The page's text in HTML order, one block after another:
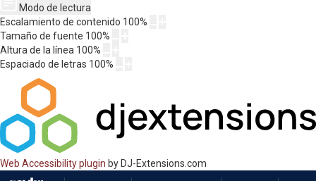
Modo de lectura
Escalamiento de contenido 100%
Tamaño de fuente 100%
Altura de la línea 100%
Espaciado de letras 100%
Web Accessibility plugin by DJ-Extensions.com